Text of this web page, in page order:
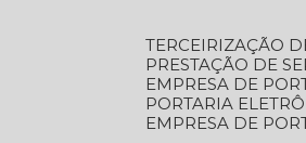
TERCEIRIZAÇÃO
PRESTAÇÃO DE
EMPRESA DE
PORTARIA
EMPRESA DE